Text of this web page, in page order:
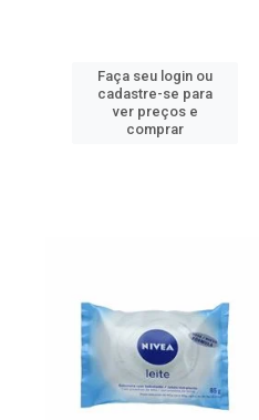
Faça seu login ou
cadastre-se para
ver preços e
comprar